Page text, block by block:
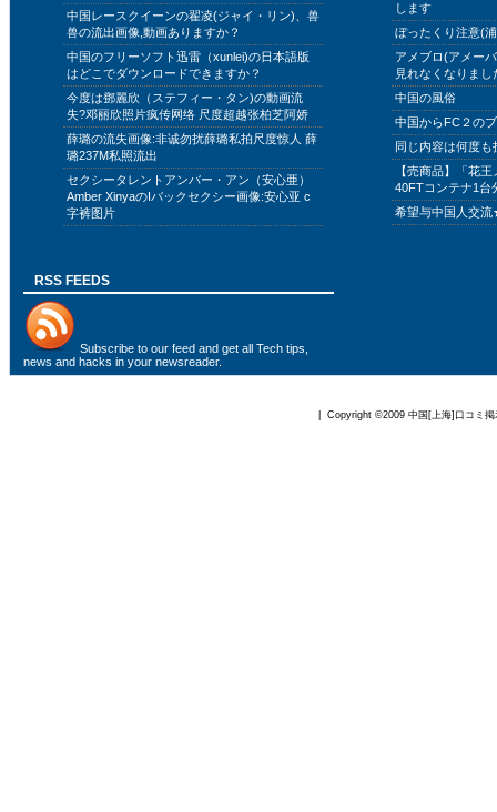
中国レースクイーンの翟凌(ジャイ・リン)、兽
兽の流出画像,動画ありますか？
中国のフリーソフト迅雷（xunlei)の日本語版
はどこでダウンロードできますか？
今度は鄧麗欣（ステフィー・タン)の動画流
失?邓丽欣照片疯传网络 尺度超越张柏芝阿娇
薛璐の流失画像:非诚勿扰薛璐私拍尺度惊人 薛
璐237M私照流出
セクシータレントアンバー・アン（安心亜）
Amber XinyaのIバックセクシー画像:安心亚 c
字裤图片
します
ぼったくり注意(
アメブロ(アメー
見れなくなりまし
中国の風俗
中国からFC２の
同じ内容は何度
【売商品】「花
40FTコンテナ1台
希望与中国人交
RSS FEEDS
Subscribe to our feed and get all Tech tips,
news and hacks in your newsreader.
| Copyright ©2009 中国[上海]口コミ掲